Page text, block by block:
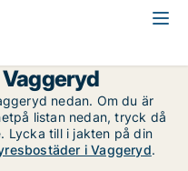
nedan. Om du är
listan nedan, tryck då
Lycka till i jakten på din
i Vaggeryd.